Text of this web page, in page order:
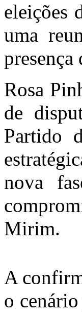
eleições
uma
Rosa
de
Partido
nova
Mirim.
A
o